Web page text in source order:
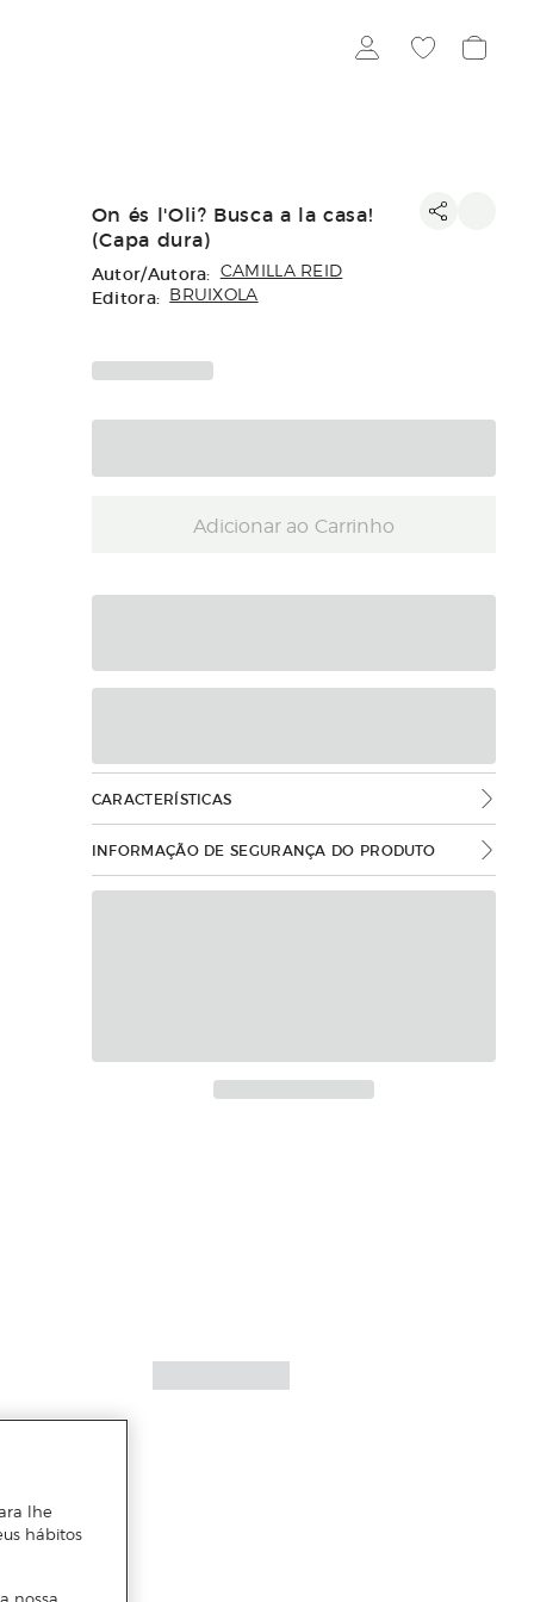
On és l'Oli? Busca a la casa!
(Capa dura)
Autor/Autora: CAMILLA REID
Editora: BRUIXOLA
Adicionar ao Carrinho
CARACTERÍSTICAS
INFORMAÇÃO DE SEGURANÇA DO PRODUTO
lhe
hábitos
nossa